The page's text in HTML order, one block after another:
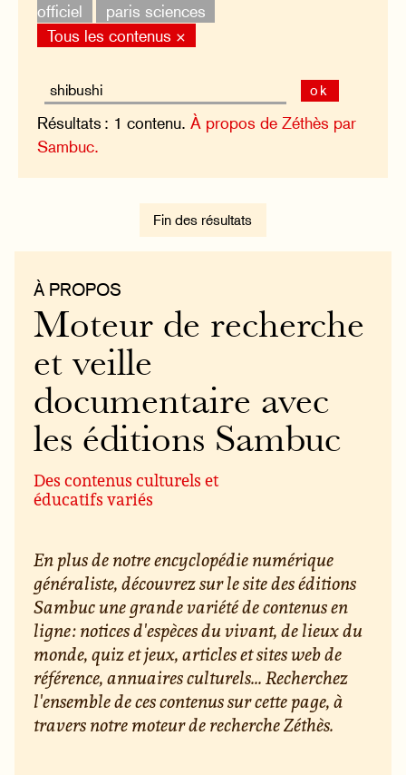
officiel
paris sciences
Tous les contenus ×
ok
Résultats : 1 contenu.À propos de Zéthès par
Sambuc.
Fin des résultats
À PROPOS
Moteur de recherche
et veille
documentaire avec
les éditions Sambuc
Des contenus culturels et
éducatifs variés
En plus de notre encyclopédie numérique
généraliste, découvrez sur le site des éditions
Sambuc une grande variété de contenus en
ligne : notices d'espèces du vivant, de lieux du
monde, quiz et jeux, articles et sites web de
référence, annuaires culturels... Recherchez
l'ensemble de ces contenus sur cette page, à
travers notre moteur de recherche Zéthès.